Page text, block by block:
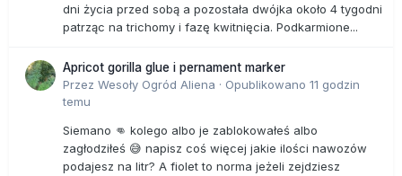
dni życia przed sobą a pozostała dwójka około 4 tygodni
patrząc na trichomy i fazę kwitnięcia. Podkarmione...
Apricot gorilla glue i pernament marker
Przez Wesoły Ogród Aliena · Opublikowano 11 godzin
temu
Siemano 👊 kolego albo je zablokowałeś albo
zagłodziłeś 😅 napisz coś więcej jakie ilości nawozów
podajesz na litr? A fiolet to norma jeżeli zejdziesz